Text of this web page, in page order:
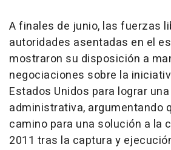
A finales de junio, las fuerzas
autoridades asentadas en el
mostraron su disposición a
negociaciones sobre la
Estados Unidos para lograr
administrativa, argumentando
camino para una solución a la
2011 tras la captura y